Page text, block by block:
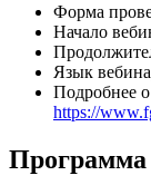
Форма
Начало
Язык
Подробнее
https://
Программа